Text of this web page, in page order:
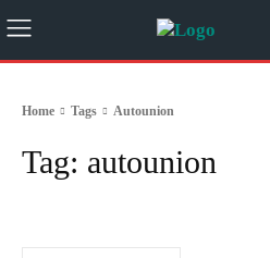
Home Tags Autounion
Tag: autounion